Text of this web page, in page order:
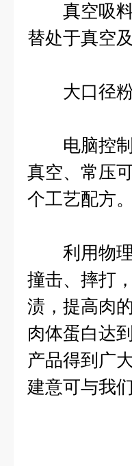
真空吸料
替处于真空
大口径粉
电脑控制
真空、常压
个工艺配方。
利用物理
撞击、摔打
渍，提高肉
肉体蛋白达
产品得到广
建意可与我